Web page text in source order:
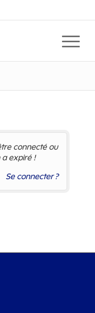
connecté ou
a expiré !
Se connecter ?